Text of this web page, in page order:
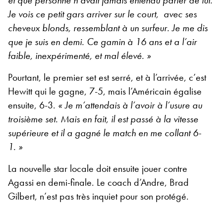
Je vois ce petit gars arriver sur le court, avec ses
cheveux blonds, ressemblant à un surfeur. Je me dis
que je suis en demi. Ce gamin à 16 ans et a l’air
faible, inexpérimenté, et mal élevé. »
Pourtant, le premier set est serré, et à l’arrivée, c’est
Hewitt qui le gagne, 7-5, mais l’Américain égalise
ensuite, 6-3. « Je m’attendais à l’avoir à l’usure au
troisième set. Mais en fait, il est passé à la vitesse
supérieure et il a gagné le match en me collant 6-
1. »
La nouvelle star locale doit ensuite jouer contre
Agassi en demi-finale. Le coach d’Andre, Brad
Gilbert, n’est pas très inquiet pour son protégé.